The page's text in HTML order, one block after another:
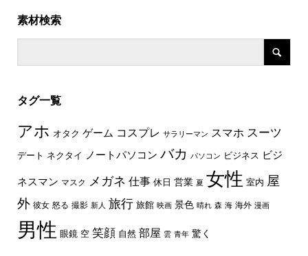
素材検索
タグ一覧
アホ オタク ゲーム コスプレ サラリーマン スマホ スーツ
デート ネクタイ ノートパソコン バカ パソコン ビジネス ビジ
ネスマン マスク メガネ 仕事 休日 営業 夏 女性 室内 屋
外 彼女 怒る 撮影 新人 旅行 旅館 映画 景色 晴れ 森 海 海外 漫画
男性 眼鏡 空 笑顔 自然 部屋 雲 青年 驚く